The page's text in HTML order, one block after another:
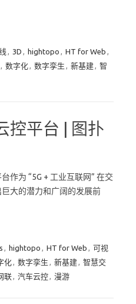
, 3D , hightopo , HT for Web ,
, 数字化, 数字孪生 , 新基建, 智
控平台 | 图扑
作为 “5G + 工业互联网” 在交
大的潜力和广阔的发展前
, hightopo , HT for Web , 可视
化, 数字孪生 , 新基建, 智慧交
联, 汽车云控, 漫游